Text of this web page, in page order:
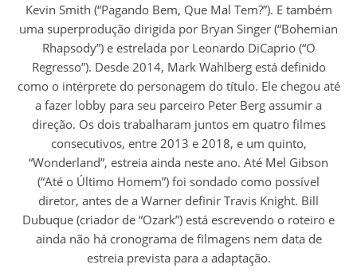
Kevin Smith (“Pagando Bem, Que Mal Tem?”). E também
uma superprodução dirigida por Bryan Singer (“Bohemian
Rhapsody”) e estrelada por Leonardo DiCaprio (“O
Regresso”). Desde 2014, Mark Wahlberg está definido
como o intérprete do personagem do título. Ele chegou até
a fazer lobby para seu parceiro Peter Berg assumir a
direção. Os dois trabalharam juntos em quatro filmes
consecutivos, entre 2013 e 2018, e um quinto,
“Wonderland”, estreia ainda neste ano. Até Mel Gibson
(“Até o Último Homem”) foi sondado como possível
diretor, antes de a Warner definir Travis Knight. Bill
Dubuque (criador de “Ozark”) está escrevendo o roteiro e
ainda não há cronograma de filmagens nem data de
estreia prevista para a adaptação.